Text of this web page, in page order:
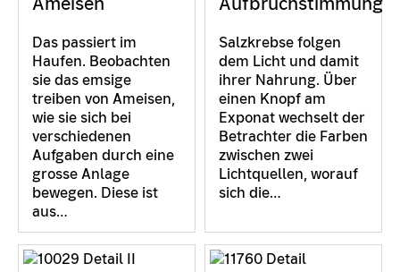
Das passiert im
Haufen. Beobachten
sie das emsige
treiben von Ameisen,
wie sie sich bei
verschiedenen
Aufgaben durch eine
grosse Anlage
bewegen. Diese ist
aus…
Salzkrebse folgen
dem Licht und damit
ihrer Nahrung. Über
einen Knopf am
Exponat wechselt der
Betrachter die Farben
zwischen zwei
Lichtquellen, worauf
sich die…